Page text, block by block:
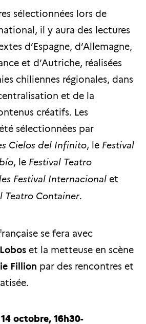
sélectionnées lors de
il y aura des lectures
d’Espagne, d’Allemagne,
et d’Autriche, réalisées
chiliennes régionales, dans
et de la
créatifs. Les
sélectionnées par
Cielos del Infinito, le Festival
, le Festival Teatro
Festival Internacional et
Teatro Container.
se fera avec
et la metteuse en scène
Fillion par des rencontres et
14 octobre, 16h30-